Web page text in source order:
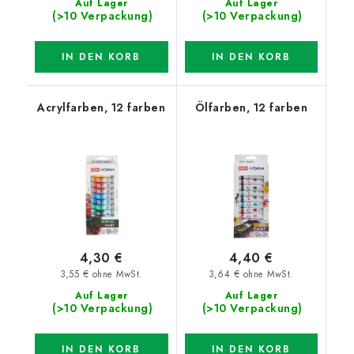
Auf Lager
(>10 Verpackung)
IN DEN KORB
Auf Lager
(>10 Verpackung)
IN DEN KORB
Acrylfarben, 12 farben
Auf Lager
(>10 Verpackung)
3,55 € ohne MwSt.
4,30 €
IN DEN KORB
Ölfarben, 12 farben
Auf Lager
(>10 Verpackung)
3,64 € ohne MwSt.
4,40 €
IN DEN KORB